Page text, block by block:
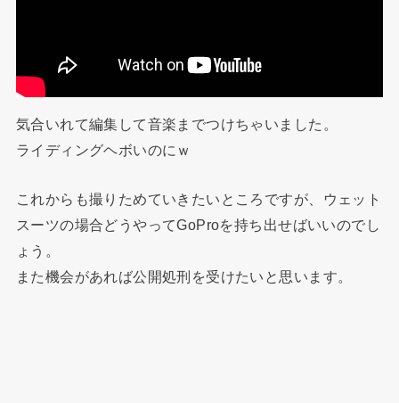
気合いれて編集して音楽までつけちゃいました。
ライディングヘボいのにｗ
これからも撮りためていきたいところですが、ウェット
スーツの場合どうやってGoProを持ち出せばいいのでし
ょう。
また機会があれば公開処刑を受けたいと思います。